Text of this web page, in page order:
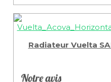
Radiateur Vuelta